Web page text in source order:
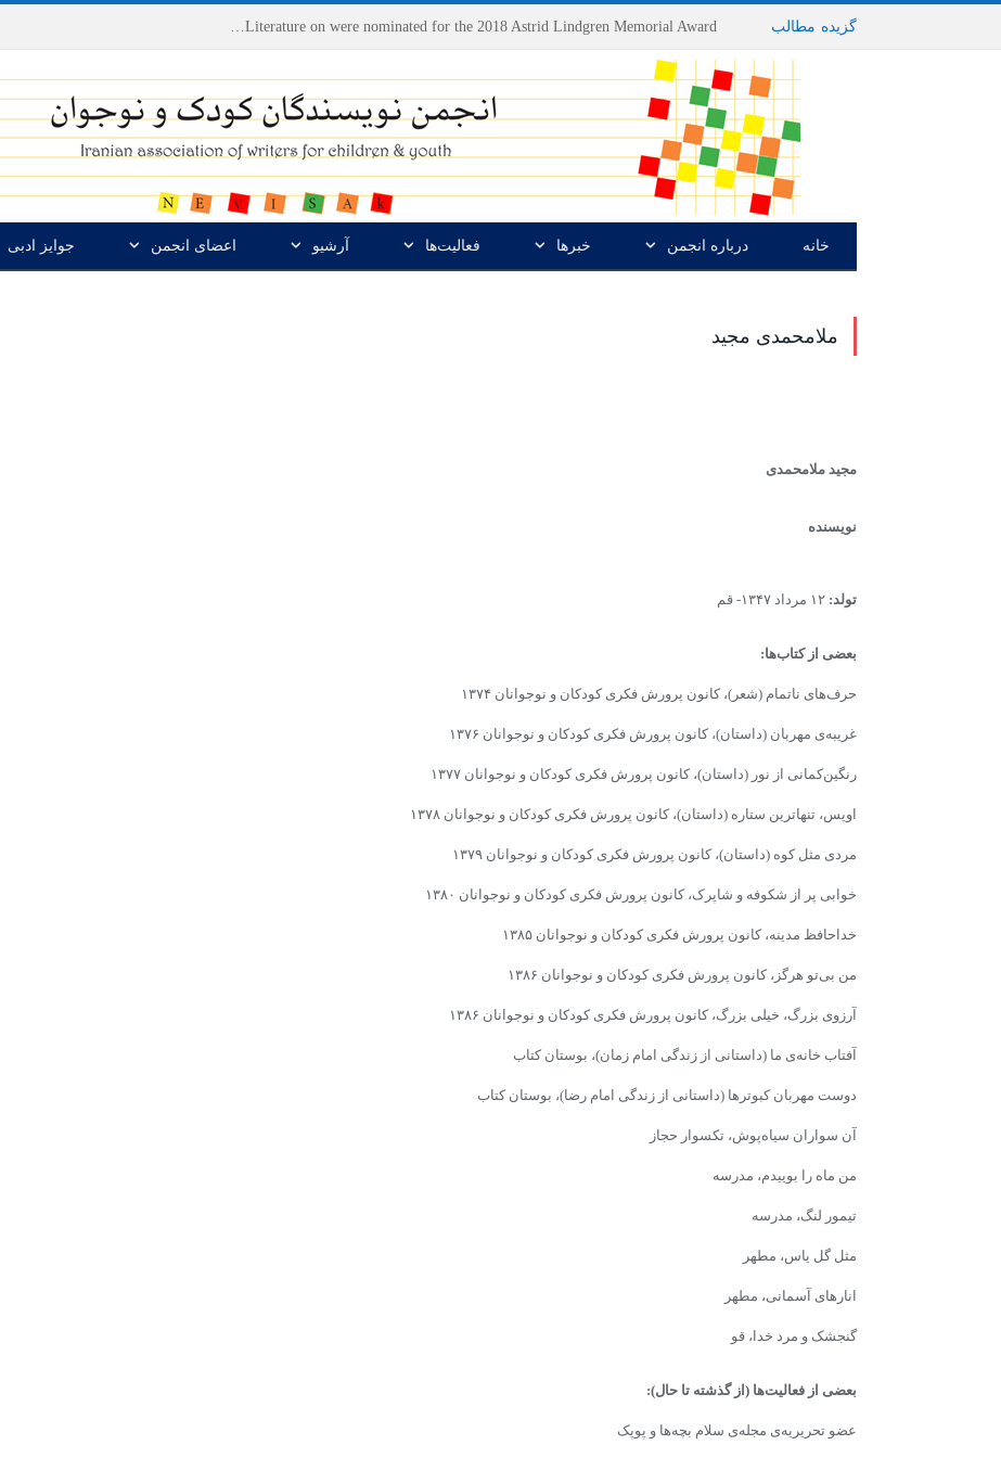
گزیده مطالب
خانه درباره انجمن خبرها فعالیت‌ها آرشیو اعضای انجمن جوایز ادبی
ملامحمدی مجید
مجید ملامحمدى
نویسنده
تولد: ۱۲ مرداد ۱۳۴۷- قم
بعضى از کتاب‌ها:
حرف‌هاى ناتمام (شعر)، کانون پرورش فکرى کودکان و نوجوانان ۱۳۷۴
غریبه‌ى مهربان (داستان)، کانون پرورش فکرى کودکان و نوجوانان ۱۳۷۶
رنگین‌کمانى‌ از نور (داستان)، کانون پرورش فکرى کودکان و نوجوانان ۱۳۷۷
اویس، تنهاترین ستاره (داستان)، کانون پرورش فکرى کودکان و نوجوانان ۱۳۷۸
مردى مثل کوه (داستان)، کانون پرورش فکرى کودکان و نوجوانان ۱۳۷۹
خوابى پر از شکوفه و شاپرک، کانون پرورش فکرى کودکان و نوجوانان ۱۳۸۰
خداحافظ مدینه، کانون پرورش فکرى کودکان و نوجوانان ۱۳۸۵
من بى‌تو هرگز، کانون پرورش فکرى کودکان و نوجوانان ۱۳۸۶
آرزوى بزرگ، خیلى بزرگ، کانون پرورش فکرى کودکان و نوجوانان ۱۳۸۶
آفتاب خانه‌ى ما (داستانى از زندگى امام زمان)، بوستان کتاب
دوست مهربان کبوترها (داستانى از زندگى امام رضا)، بوستان کتاب
آن سواران سیاه‌پوش، تکسوار حجاز
من ماه را بوییدم، مدرسه
تیمور لنگ، مدرسه
مثل گل یاس، مطهر
انارهاى آسمانى، مطهر
گنجشک و مرد خدا، قو
بعضى از فعالیت‌ها(از گذشته تا حال):
عضو تحریریه‌ى مجله‌ى‌ سلام بچه‌ها و پوپک